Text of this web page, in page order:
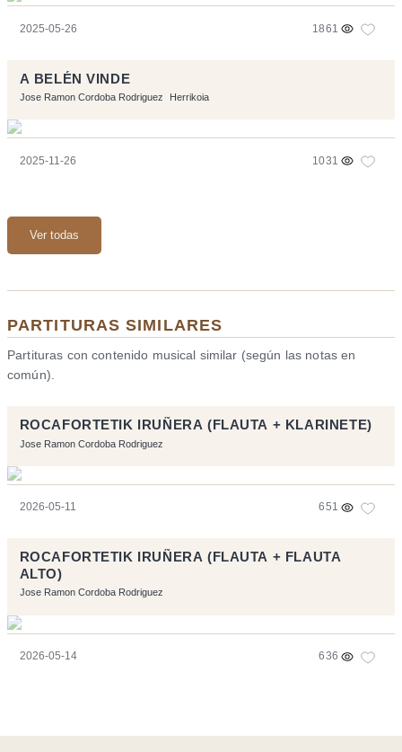
2025-05-26 1861
A BELÉN VINDE
Jose Ramon Cordoba Rodriguez Herrikoia
2025-11-26 1031
Ver todas
PARTITURAS SIMILARES
Partituras con contenido musical similar (según las notas en
común).
ROCAFORTETIK IRUÑERA (FLAUTA + KLARINETE)
Jose Ramon Cordoba Rodriguez
2026-05-11 651
ROCAFORTETIK IRUÑERA (FLAUTA + FLAUTA
ALTO)
Jose Ramon Cordoba Rodriguez
2026-05-14 636